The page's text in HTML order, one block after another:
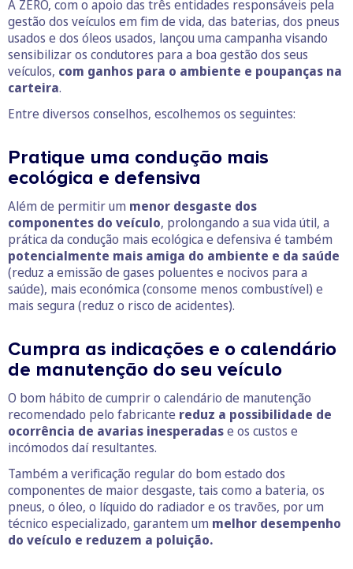
A ZERO, com o apoio das três entidades responsáveis pela
gestão dos veículos em fim de vida, das baterias, dos pneus
usados e dos óleos usados, lançou uma campanha visando
sensibilizar os condutores para a boa gestão dos seus
veículos, com ganhos para o ambiente e poupanças na
carteira.
Entre diversos conselhos, escolhemos os seguintes:
Pratique uma condução mais
ecológica e defensiva
Além de permitir um menor desgaste dos
componentes do veículo, prolongando a sua vida útil, a
prática da condução mais ecológica e defensiva é também
potencialmente mais amiga do ambiente e da saúde
(reduz a emissão de gases poluentes e nocivos para a
saúde), mais económica (consome menos combustível) e
mais segura (reduz o risco de acidentes).
Cumpra as indicações e o calendário
de manutenção do seu veículo
O bom hábito de cumprir o calendário de manutenção
recomendado pelo fabricante reduz a possibilidade de
ocorrência de avarias inesperadase os custos e
incómodos daí resultantes.
Também a verificação regular do bom estado dos
componentes de maior desgaste, tais como a bateria, os
pneus, o óleo, o líquido do radiador e os travões, por um
técnico especializado, garantem um melhor desempenho
do veículo e reduzem a poluição.